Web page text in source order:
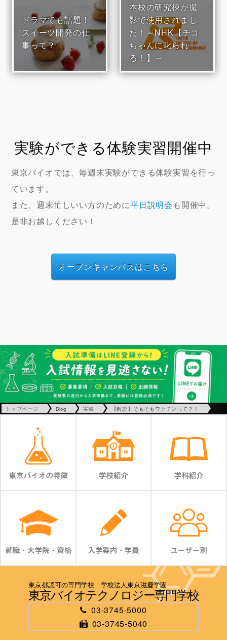
ドラマでも話題！
スイーツ開発の仕
事って？
本校の研究棟が撮
影で使用されまし
た！～NHK【チコ
ちゃんに叱られ
る！】～
実験ができる体験実習開催中
東京バイオでは、毎週末実験ができる体験実習を行っ
ています。
また、週末忙しいい方のために平日説明会 も開催中。
是非お越しください！
オープンキャンパスはこちら
トップページ Blog 実験 【解説】そもそもワクチンって？！
東京都認可の専門学校 学校法人東京滋慶学園
東京バイオテクノロジー専門学校
03-3745-5000
03-3745-5040